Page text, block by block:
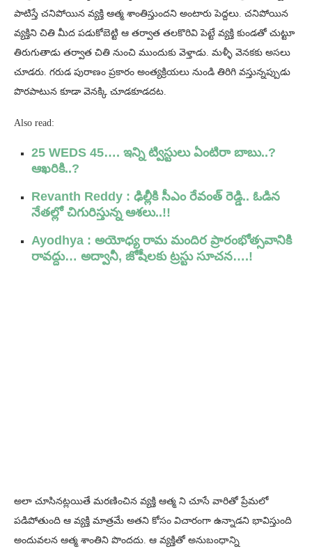
పాటిస్తే చనిపోయిన వ్యక్తి ఆత్మ శాంతిస్తుందని అంటారు పెద్దలు. చనిపోయిన
వ్యక్తిని చితి మీద పడుకోబెట్టి ఆ తర్వాత తలకొరివి పెట్టే వ్యక్తి కుండతో చుట్టూ
తిరుగుతాడు తర్వాత చితి నుంచి ముందుకు వెళ్తాడు. మళ్ళీ వెనకకు అసలు
చూడరు. గరుడ పురాణం ప్రకారం అంత్యక్రియలు నుండి తిరిగి వస్తున్నప్పుడు
పొరపాటున కూడా వెనక్కి చూడకూడదట.
Also read:
25 WEDS 45…. ఇన్ని ట్విస్టులు ఏంటిరా బాబు..?
ఆఖరికి..?
Revanth Reddy : ఢిల్లీకి సీఎం రేవంత్ రెడ్డి.. ఓడిన
నేతల్లో చిగురిస్తున్న ఆశలు..!!
Ayodhya : అయోధ్య రామ మందిర ప్రారంభోత్సవానికి
రావద్దు… అద్వానీ, జోషీలకు ట్రస్టు సూచన….!
అలా చూసినట్లయితే మరణించిన వ్యక్తి ఆత్మ ని చూసే వారితో ప్రేమలో
పడిపోతుంది ఆ వ్యక్తి మాత్రమే అతని కోసం విచారంగా ఉన్నాడని భావిస్తుంది
అందువలన ఆత్మ శాంతిని పొందదు. ఆ వ్యక్తితో అనుబంధాన్ని